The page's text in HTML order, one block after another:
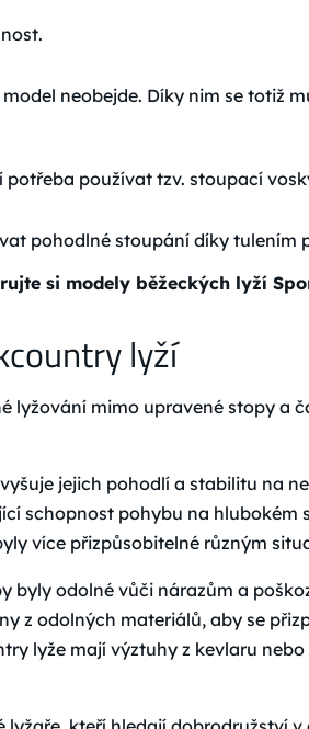
neobejde. Díky nim se totiž
používat tzv. stoupací
pohodlné stoupání díky
si modely běžeckých lyží
lyží
lyžování mimo upravené stopy a
jejich pohodlí a stabilitu na
schopnost pohybu na
více přizpůsobitelné různým
byly odolné vůči nárazům a
z odolných materiálů, aby se
lyže mají výztuhy z kevlaru